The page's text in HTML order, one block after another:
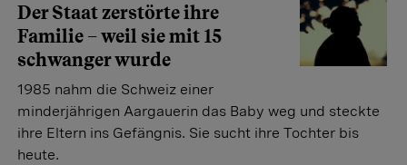
Der Staat zerstörte ihre
Familie – weil sie mit 15
schwanger wurde
1985 nahm die Schweiz einer
minderjährigen Aargauerin das Baby weg und steckte
ihre Eltern ins Gefängnis. Sie sucht ihre Tochter bis
heute.